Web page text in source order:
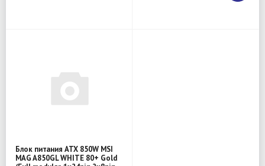
Блок питания ATX 850W MSI
MAG A850GL WHITE 80+ Gold